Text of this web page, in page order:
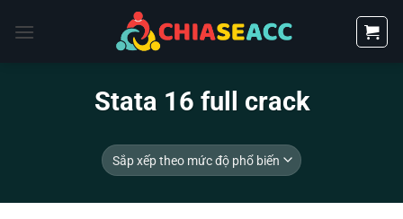
qua
Stata 16 full crack